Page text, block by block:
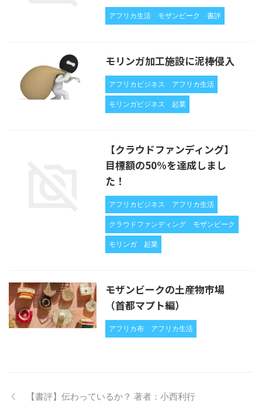
アフリカ生活 モザンビーク 書評
モリンガ加工施設に泥棒侵入
アフリカビジネス アフリカ生活
モリンガビジネス 起業
【クラウドファンディング】
目標額の50%を達成しまし
た！
アフリカビジネス アフリカ生活
クラウドファンディング モザンビーク
モリンガ 起業
モザンビークの土産物市場
（首都マプト編）
アフリカ布 アフリカ生活
【書評】伝わっているか？ 著者：小西利行